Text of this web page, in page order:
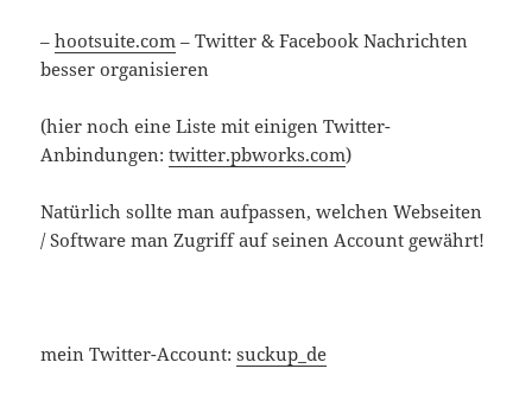
–hootsuite.com – Twitter & Facebook Nachrichten
besser organisieren
(hier noch eine Liste mit einigen Twitter-
Anbindungen:twitter.pbworks.com)
Natürlich sollte man aufpassen, welchen Webseiten
/ Software man Zugriff auf seinen Account gewährt!
mein Twitter-Account:suckup_de